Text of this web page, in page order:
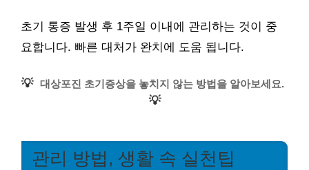
초기 통증 발생 후 1주일 이내에 관리하는 것이 중
요합니다. 빠른 대처가 완치에 도움 됩니다.
💡 대상포진 초기증상을 놓치지 않는 방법을 알아보세요.
💡
관리 방법, 생활 속 실천팁